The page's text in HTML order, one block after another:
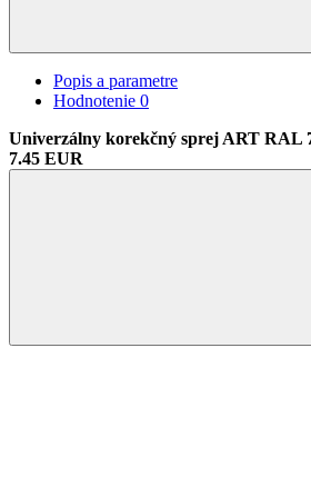
Popis a parametre
Hodnotenie 0
Univerzálny korekčný sprej ART RAL
7.45 EUR